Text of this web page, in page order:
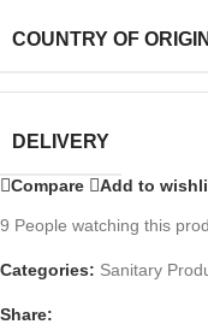
COUNTRY OF ORIGIN
DELIVERY
Compare Add to
9 People watching this
Categories: Sanitary
Share: